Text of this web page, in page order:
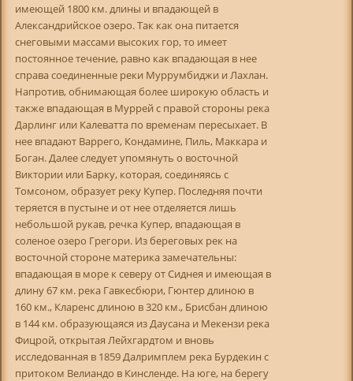
имеющей 1800 км. длины и впадающей в
Александрийское озеро. Так как она питается
снеговыми массами высоких гор, то имеет
постоянное течение, равно как впадающая в нее
справа соединенные реки Муррумбиджи и Лахлан.
Напротив, обнимающая более широкую область и
также впадающая в Муррей с правой стороны река
Дарлинг или Калеватта по временам пересыхает. В
нее впадают Варрего, Кондамине, Пиль, Маккара и
Боган. Далее следует упомянуть о восточной
Виктории или Барку, которая, соединяясь с
Томсоном, образует реку Купер. Последняя почти
теряется в пустыне и от нее отделяется лишь
небольшой рукав, речка Купер, впадающая в
соленое озеро Грегори. Из береговых рек на
восточной стороне материка замечательны:
впадающая в море к северу от Сиднея и имеющая в
длину 67 км. река Гавкесбюри, Гюнтер длиною в
160 км., Кларенс длиною в 320 км., Брисбан длиною
в 144 км. образующаяся из Даусана и Мекензи река
Фицрой, открытая Лейхгардтом и вновь
исследованная в 1859 Далримплем река Бурдекин с
притоком Велиандо в Кинсленде. На юге, на берегу